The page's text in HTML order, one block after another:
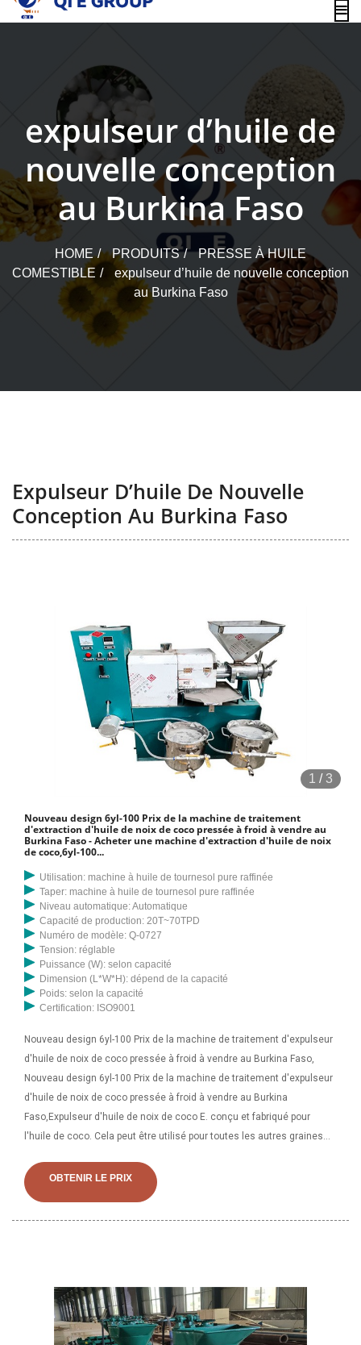
content
expulseur d’huile de
nouvelle conception
au Burkina Faso
HOME PRODUITS
PRESSE À HUILE
COMESTIBLE
expulseur d’huile de nouvelle conception
au Burkina Faso
Expulseur D’huile De Nouvelle
Conception Au Burkina Faso
1 /3
Nouveau design 6yl-100 Prix de la machine de traitement
d'extraction d'huile de noix de coco pressée à froid à vendre au
Burkina Faso - Acheter une machine d'extraction d'huile de noix
de coco,6yl-100...
Utilisation: machine à huile de tournesol pure raffinée
Taper: machine à huile de tournesol pure raffinée
Niveau automatique: Automatique
Capacité de production: 20T~70TPD
Numéro de modèle: Q-0727
Tension: réglable
Puissance (W): selon capacité
Dimension (L*W*H): dépend de la capacité
Poids: selon la capacité
Certification: ISO9001
Nouveau design 6yl-100 Prix de la machine de traitement d'expulseur
d'huile de noix de coco pressée à froid à vendre au Burkina Faso,
Nouveau design 6yl-100 Prix de la machine de traitement d'expulseur
d'huile de noix de coco pressée à froid à vendre au Burkina
Faso,Expulseur d'huile de noix de coco E. conçu et fabriqué pour
l'huile de coco. Cela peut être utilisé pour toutes les autres graines
supplémentaires. නැවුම් පොල්තෙ...
OBTENIR LE PRIX